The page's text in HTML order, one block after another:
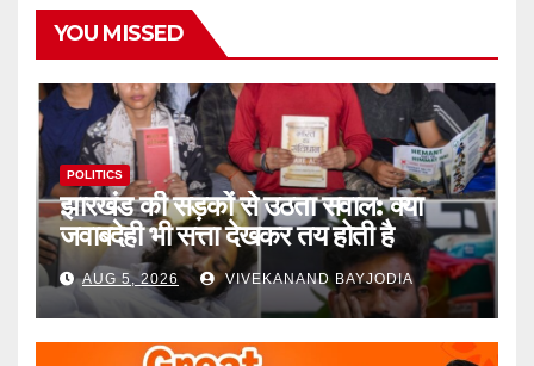
YOU MISSED
POLITICS
झारखंड की सड़कों से उठता सवाल: क्या
जवाबदेही भी सत्ता देखकर तय होती है
AUG 5, 2026 VIVEKANAND BAYJODIA